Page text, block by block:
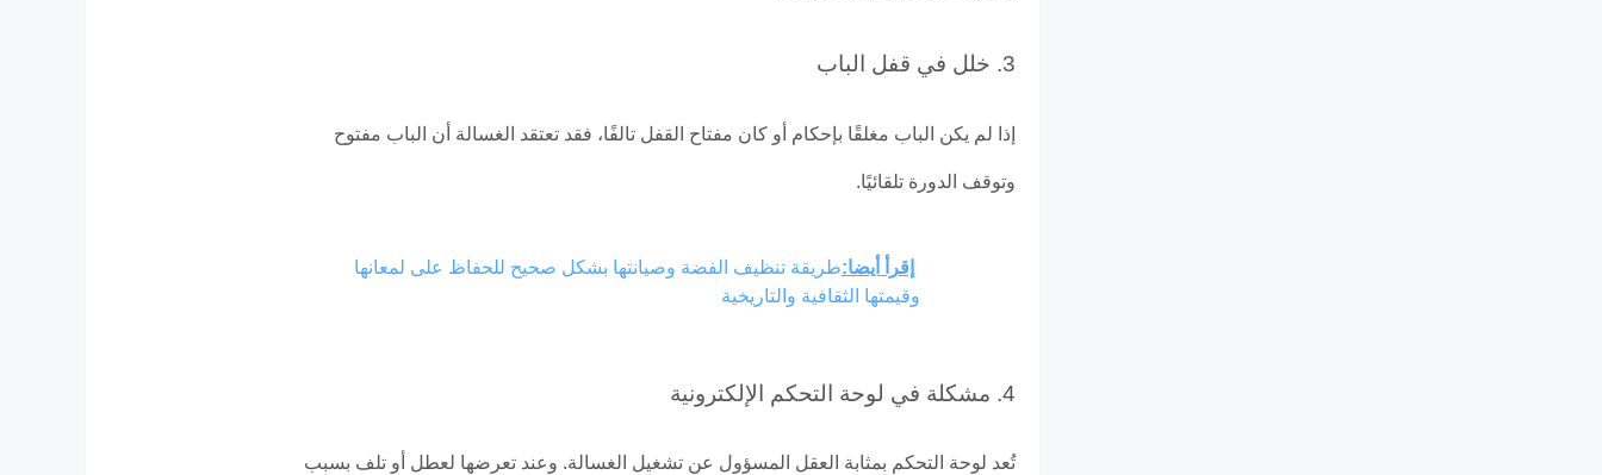
3. خلل في قفل الباب
إذا لم يكن الباب مغلقًا بإحكام أو كان مفتاح القفل تالفًا، فقد تعتقد الغسالة أن الباب مفتوح
وتوقف الدورة تلقائيًا.
إقرأ أيضا:طريقة تنظيف الفضة وصيانتها بشكل صحيح للحفاظ على لمعانها
وقيمتها الثقافية والتاريخية
4. مشكلة في لوحة التحكم الإلكترونية
تُعد لوحة التحكم بمثابة العقل المسؤول عن تشغيل الغسالة. وعند تعرضها لعطل أو تلف بسبب